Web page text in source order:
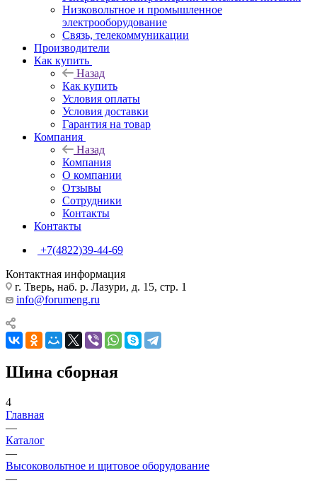
Низковольтное и промышленное
электрооборудование
Связь, телекоммуникации
Производители
Как купить
Назад
Как купить
Условия оплаты
Условия доставки
Гарантия на товар
Компания
Назад
Компания
О компании
Отзывы
Сотрудники
Контакты
Контакты
+7(4822)39-44-69
Контактная информация
г. Тверь, наб. р. Лазури, д. 15, стр. 1
info@forumeng.ru
Шина сборная
4
Главная
—
Каталог
—
Высоковольтное и щитовое оборудование
—